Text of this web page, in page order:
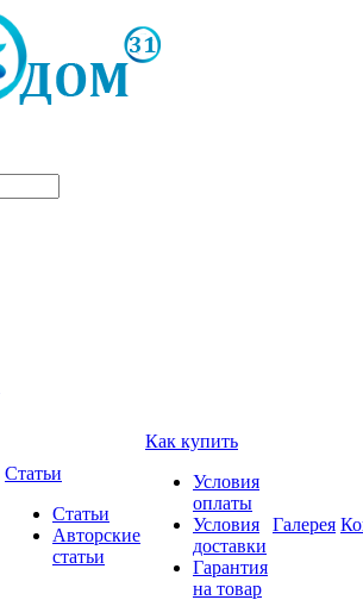
Статьи
Статьи
Авторские
статьи
Как купить
Условия
оплаты
Условия
доставки
Гарантия
на товар
Галерея